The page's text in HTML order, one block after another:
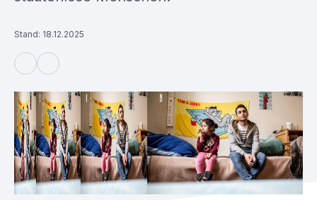
Stand: 18.12.2025